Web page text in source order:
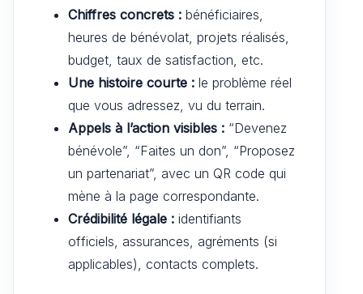
Chiffres concrets : bénéficiaires,
heures de bénévolat, projets réalisés,
budget, taux de satisfaction, etc.
Une histoire courte : le problème réel
que vous adressez, vu du terrain.
Appels à l’action visibles : “Devenez
bénévole”, “Faites un don”, “Proposez
un partenariat”, avec un QR code qui
mène à la page correspondante.
Crédibilité légale : identifiants
officiels, assurances, agréments (si
applicables), contacts complets.